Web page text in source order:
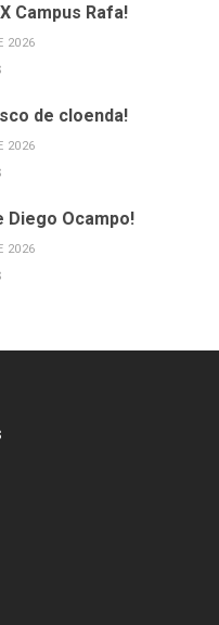
Campus Rafa!
2026
de cloenda!
2026
Diego Ocampo!
2026